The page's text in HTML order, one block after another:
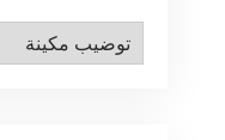
التصنيفات